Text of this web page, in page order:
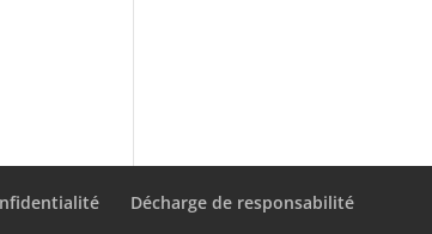
Décharge de responsabilité